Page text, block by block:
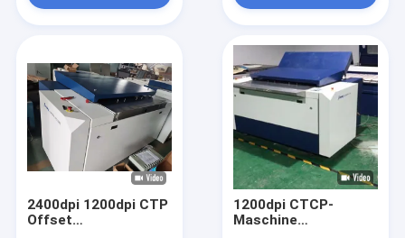
2400dpi 1200dpi CTP
Offset
1200dpi CTCP-
Maschine